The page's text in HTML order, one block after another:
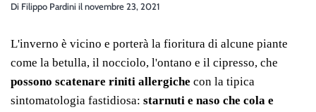
Di Filippo Pardiniilnovembre 23, 2021
L'inverno è vicino e porterà la fioritura di alcune piante
come la betulla, il nocciolo, l'ontano e il cipresso, che
possono scatenare riniti allergiche con la tipica
sintomatologia fastidiosa: starnuti e naso che cola e